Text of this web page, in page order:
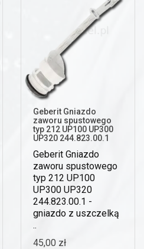
Geberit Gniazdo
zaworu spustowego
typ 212 UP100 UP300
UP320 244.823.00.1
Geberit Gniazdo
zaworu spustowego
typ 212 UP100
UP300 UP320
244.823.00.1 -
gniazdo z uszczelką
..
45,00 zł